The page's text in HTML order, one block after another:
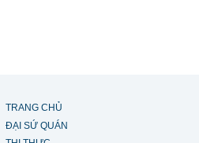
TRANG CHỦ
ĐẠI SỨ QUÁN